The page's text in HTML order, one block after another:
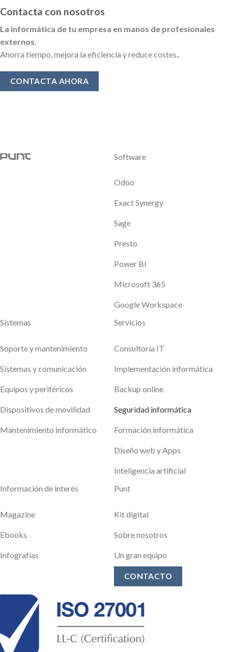
Contacta con nosotros
La informática de tu empresa en manos de profesionales
externos.
Ahorra tiempo, mejora la eficiencia y reduce costes..
CONTACTA AHORA
Software
Odoo
Exact Synergy
Sage
Presto
Power BI
Microsoft 365
Google Workspace
Sistemas
Soporte y mantenimiento
Sistemas y comunicación
Equipos y periféricos
Dispositivos de movilidad
Mantenimiento informático
Servicios
Consultoría IT
Implementación informática
Backup online
Seguridad informática
Formación informática
Diseño web y Apps
Inteligencia artificial
Información de interés
Magazine
Ebooks
Infografías
Punt
Kit digital
Sobre nosotros
Un gran equipo
CONTACTO